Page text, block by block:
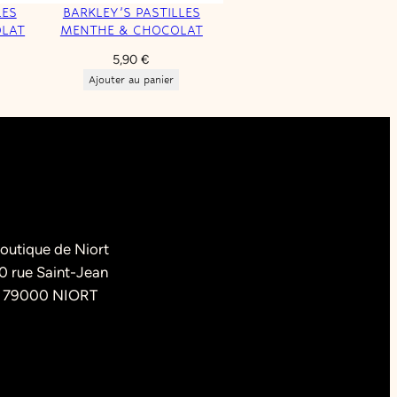
:
BARKLEY’S PASTILLES
MENTHE & CHOCOLAT
5,90€
Ajouter au panier
de Niort
rue Saint-Jean
79000 NIORT